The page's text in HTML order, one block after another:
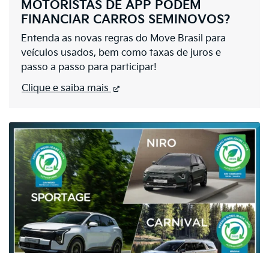
MOTORISTAS DE APP PODEM
FINANCIAR CARROS SEMINOVOS?
Entenda as novas regras do Move Brasil para
veículos usados, bem como taxas de juros e
passo a passo para participar!
Clique e saiba mais